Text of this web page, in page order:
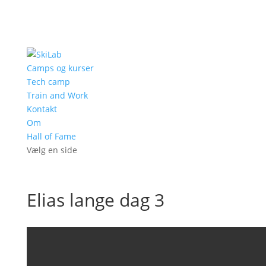
Camps og kurser
Tech camp
Train and Work
Kontakt
Om
Hall of Fame
Vælg en side
Elias lange dag 3